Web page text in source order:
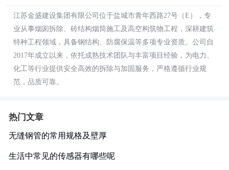
江苏金盛建设集团有限公司位于盐城市青年西路27号（E），专
业从事烟囱拆除、砖结构烟筒施工及高空构筑物工程，深耕建筑
特种工程领域，具备钢结构、防腐保温等多项专业资质。公司自
2017年成立以来，依托成熟技术团队与丰富项目经验，为电力、
化工等行业提供安全高效的拆除与加固服务，严格遵循行业规
范，品质可靠。
热门文章
无缝钢管的常用规格及壁厚
生活中常见的传感器有哪些呢